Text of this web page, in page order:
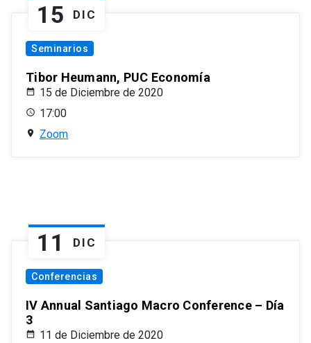
15 DIC
Seminarios
Tibor Heumann, PUC Economía
15 de Diciembre de 2020
17:00
Zoom
11 DIC
Conferencias
IV Annual Santiago Macro Conference – Día
3
11 de Diciembre de 2020